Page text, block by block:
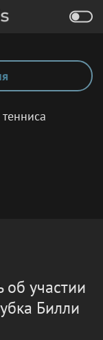
об участии
Билли